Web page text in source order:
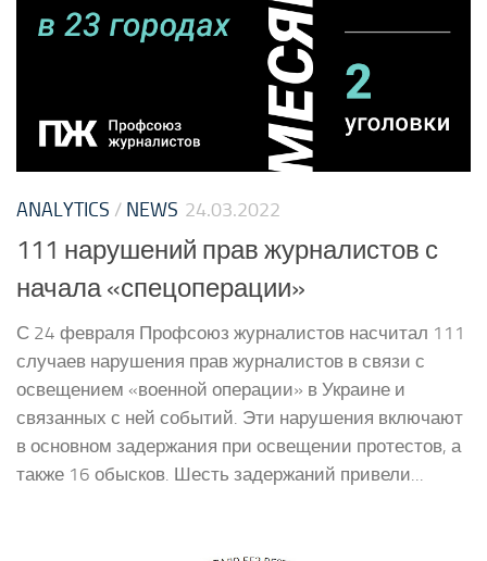
ANALYTICS / NEWS 24.03.2022
111 нарушений прав журналистов с
начала «спецоперации»
С 24 февраля Профсоюз журналистов насчитал 111
случаев нарушения прав журналистов в связи с
освещением «военной операции» в Украине и
связанных с ней событий. Эти нарушения включают
в основном задержания при освещении протестов, а
также 16 обысков. Шесть задержаний привели...